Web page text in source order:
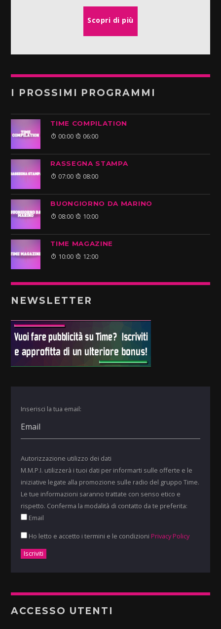
Scopri di più
I PROSSIMI PROGRAMMI
TIME COMPILATION
00:00 06:00
RASSEGNA STAMPA
07:00 08:00
BUONGIORNO DA MARINO
08:00 10:00
TIME MAGAZINE
10:00 12:00
NEWSLETTER
Inserisci la tua email:
Autorizzazione utilizzo dei dati
M.M.P.I. utilizzerà i tuoi dati per informarti sulle offerte e le
iniziative legate alla promozione sulle radio del gruppo Time.
Le tue informazioni saranno trattate con senso etico e
rispetto. Conferma la modalità di contatto da te preferita:
Email
Ho letto e accetto i termini e le condizioni Privacy Policy
ACCESSO UTENTI